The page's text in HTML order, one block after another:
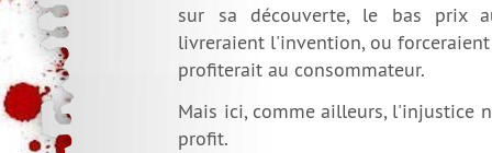
sur sa découverte, le bas prix
livreraient l'invention, ou
profiterait au consommateur.
Mais ici, comme ailleurs, l'injustice
profit.